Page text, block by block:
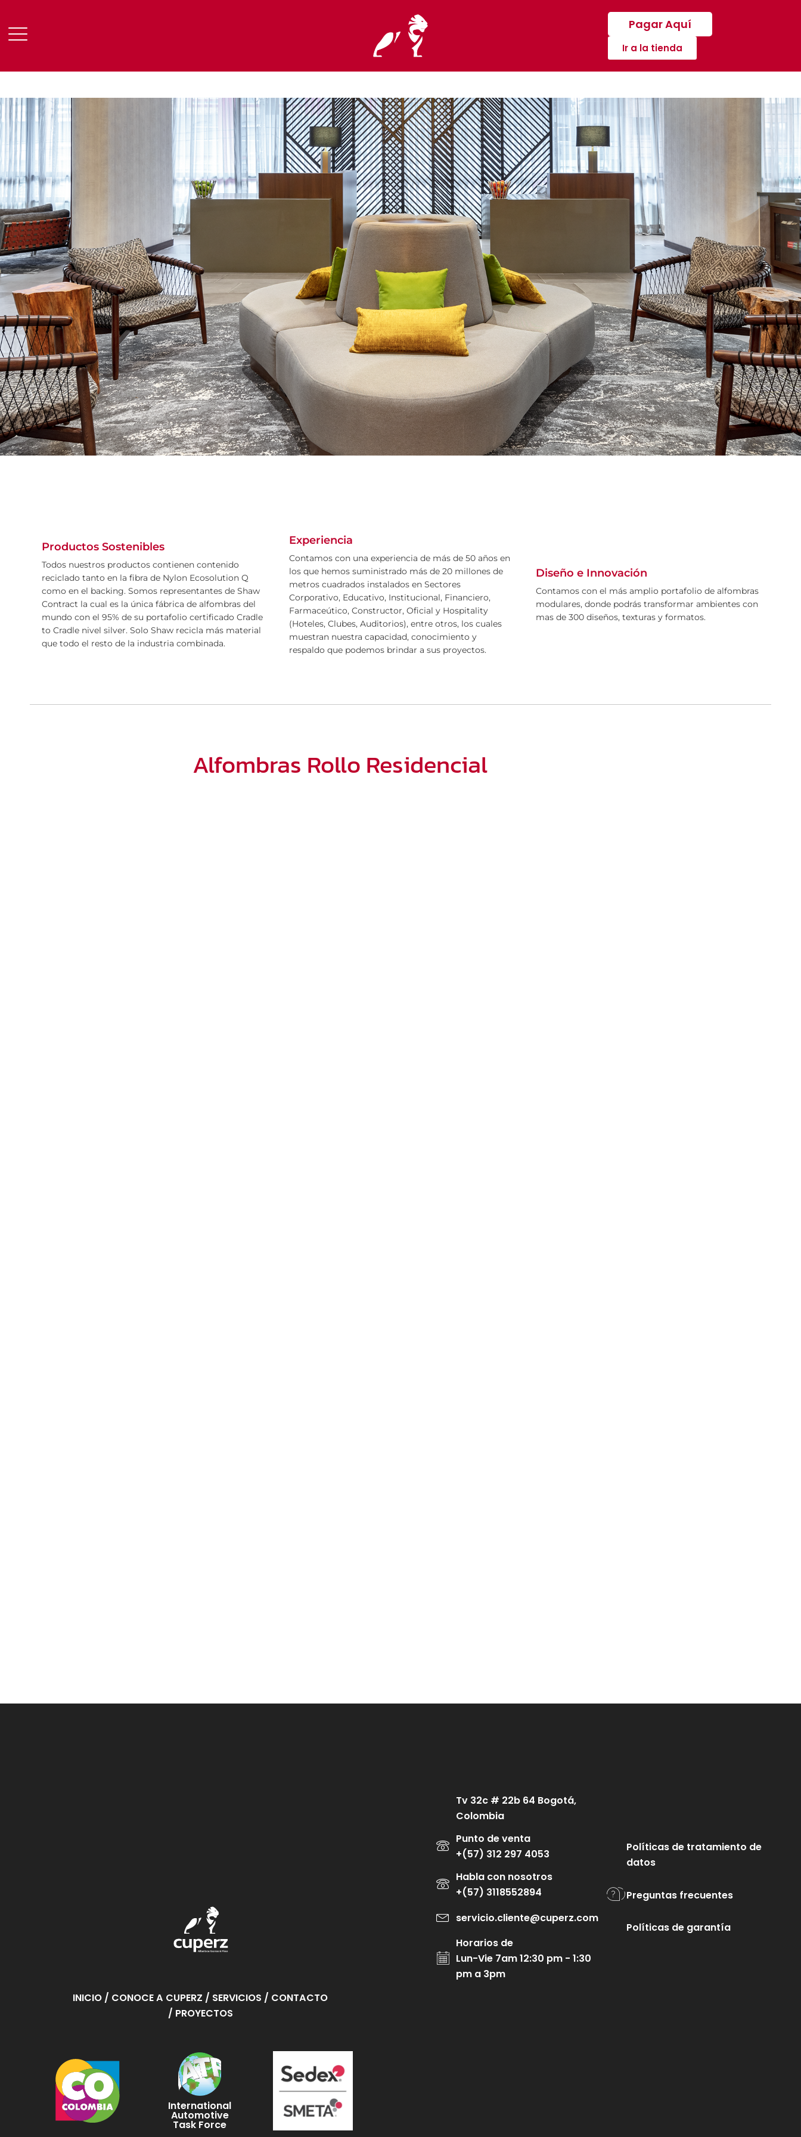
Pagar Aquí
Ir a la tienda
Rollo
Residenci
al
VOLVER A ALFOMBRAS
Productos Sostenibles
Todos nuestros productos contienen contenido
reciclado tanto en la fibra de Nylon Ecosolution Q
como en el backing. Somos representantes de Shaw
Contract la cual es la única fábrica de alfombras del
mundo con el 95% de su portafolio certificado Cradle
to Cradle nivel silver. Solo Shaw recicla más material
que todo el resto de la industria combinada.
Experiencia
Contamos con una experiencia de más de 50 años en
los que hemos suministrado más de 20 millones de
metros cuadrados instalados en Sectores
Corporativo, Educativo, Institucional, Financiero,
Farmaceútico, Constructor, Oficial y Hospitality
(Hoteles, Clubes, Auditorios), entre otros, los cuales
muestran nuestra capacidad, conocimiento y
respaldo que podemos brindar a sus proyectos.
Diseño e Innovación
Contamos con el más amplio portafolio de alfombras
modulares, donde podrás transformar ambientes con
mas de 300 diseños, texturas y formatos.
Alfombras Rollo Residencial
INICIO / CONOCE A CUPERZ / SERVICIOS / CONTACTO
/ PROYECTOS
International
Automotive
Task Force
Tv 32c # 22b 64 Bogotá,
Colombia
Punto de venta
+(57) 312 297 4053
Habla con nosotros
+(57) 3118552894
servicio.cliente@cuperz.com
Horarios de
Lun-Vie 7am 12:30 pm - 1:30
pm a 3pm
Políticas de tratamiento de
datos
Preguntas frecuentes
Políticas de garantía